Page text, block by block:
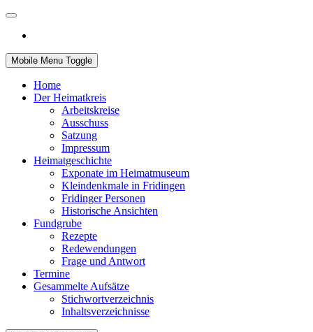
Mobile Menu Toggle
Home
Der Heimatkreis
Arbeitskreise
Ausschuss
Satzung
Impressum
Heimatgeschichte
Exponate im Heimatmuseum
Kleindenkmale in Fridingen
Fridinger Personen
Historische Ansichten
Fundgrube
Rezepte
Redewendungen
Frage und Antwort
Termine
Gesammelte Aufsätze
Stichwortverzeichnis
Inhaltsverzeichnisse